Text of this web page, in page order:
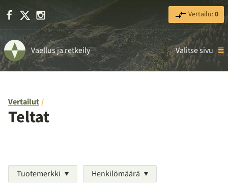
Facebook Instagram Vertailu:0
Vaellus ja retkeily Valitse sivu
Vertailut
Teltat
Tuotemerkki
Henkilömäärä